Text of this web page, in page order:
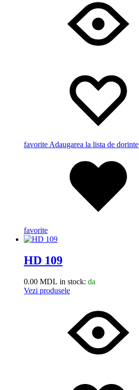
favorite Adaugarea la lista de dorinte
favorite
HD 109
0.00 MDL in stock: da
Vezi produsele